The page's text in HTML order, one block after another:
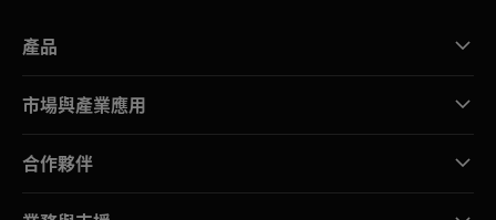
產品
市場與產業應用
合作夥伴